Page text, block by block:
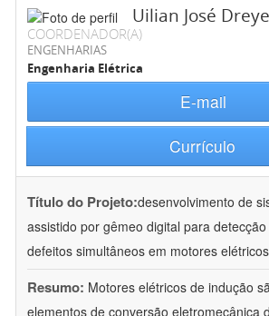
Uilian José
COORDENADOR(A)
ENGENHARIAS
Engenharia Elétrica
E-mail
Currículo
Título do Projeto:desenvolvimento de
assistido por gêmeo digital para
defeitos simultâneos em motores
Resumo: Motores elétricos de indução
elementos de conversão eletromecânica